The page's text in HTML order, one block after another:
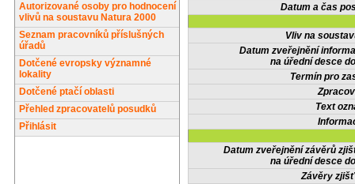
Autorizované osoby pro hodnocení
vlivů na soustavu Natura 2000
Seznam pracovníků příslušných
úřadů
Dotčené evropsky významné
lokality
Dotčené ptačí oblasti
Přehled zpracovatelů posudků
Přihlásit
Datum a čas
Vliv na
Datum zveřejnění
na úřední desce
Termín pro
Text
Datum zveřejnění závěrů
na úřední desce
Závěry